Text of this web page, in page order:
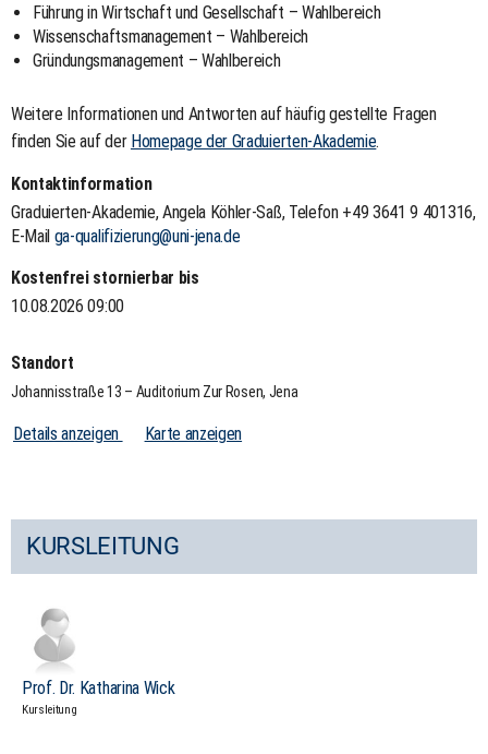
Führung in Wirtschaft und Gesellschaft – Wahlbereich
Wissenschaftsmanagement – Wahlbereich
Gründungsmanagement – Wahlbereich
Weitere Informationen und Antworten auf häufig gestellte Fragen
finden Sie auf der Homepage der Graduierten-Akademie.
Kontaktinformation
Graduierten-Akademie, Angela Köhler-Saß, Telefon +49 3641 9 401316,
E-Mail ga-qualifizierung@uni-jena.de
Kostenfrei stornierbar bis
10.08.2026 09:00
Standort
Johannisstraße 13 – Auditorium Zur Rosen, Jena
Details anzeigen Karte anzeigen
KURSLEITUNG
Prof. Dr. Katharina Wick
Kursleitung